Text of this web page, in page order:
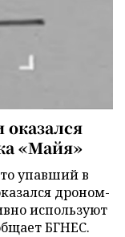
«Майя»
упавший в
дроном-
используют
БГНЕС.